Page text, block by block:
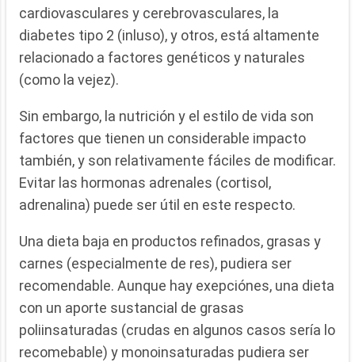
cardiovasculares y cerebrovasculares, la
diabetes tipo 2 (inluso), y otros, está altamente
relacionado a factores genéticos y naturales
(como la vejez).
Sin embargo, la nutrición y el estilo de vida son
factores que tienen un considerable impacto
también, y son relativamente fáciles de modificar.
Evitar las hormonas adrenales (cortisol,
adrenalina) puede ser útil en este respecto.
Una dieta baja en productos refinados, grasas y
carnes (especialmente de res), pudiera ser
recomendable. Aunque hay exepciónes, una dieta
con un aporte sustancial de grasas
poliinsaturadas (crudas en algunos casos sería lo
recomebable) y monoinsaturadas pudiera ser